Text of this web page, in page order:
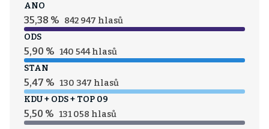
ANO
35,38 % 842 947 hlasů
ODS
5,90 % 140 544 hlasů
STAN
5,47 % 130 347 hlasů
KDU + ODS + TOP 09
5,50 % 131 058 hlasů